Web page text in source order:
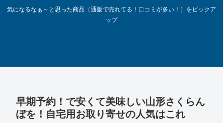
気になるなぁ～と思った商品（通販で売れてる！口コミが多い！）をピックア
ップ
早期予約！で安くて美味しい山形さくらん
ぼを！自宅用お取り寄せの人気はこれ